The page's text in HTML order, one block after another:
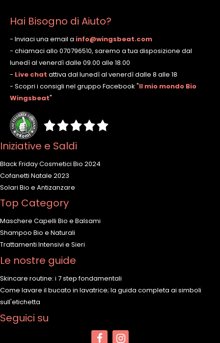
Hai Bisogno di Aiuto?
- Inviaci una email a info@wingsbeat.com
- chiamaci allo 070796510, saremo a tua disposizione dal
lunedì al venerdì dalle 09.00 alle 18.00
- Live chat attiva dal lunedì al venerdì dalle 8 alle 18
- Scopri i consigli nel gruppo Facebook "Il mio mondo Bio
Wingsbeat"
Iniziative e Saldi
Black Friday Cosmetici Bio 2024
Cofanetti Natale 2023
Solari Bio e Antizanzare
Top Category
Maschere Capelli Bio e Balsami
Shampoo Bio e Naturali
Trattamenti Intensivi e Sieri
Le nostre guide
Skincare routine: i 7 step fondamentali
Come lavare il bucato in lavatrice; la guida completa ai simboli
sull'etichetta
Seguici su